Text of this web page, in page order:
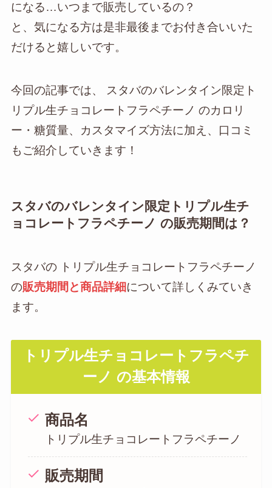
になる…いつまで販売しているの？
と、気になる方は是非最後までお付き合いいた
だけると嬉しいです。
今回の記事では、 スタバのバレンタイン限定ト
リプル生チョコレートフラペチーノ のカロリ
ー・糖質量、カスタマイズ方法に加え、口コミ
もご紹介していきます！
スタバのバレンタイン限定トリプル生チ
ョコレートフラペチーノ の販売期間は？
スタバの トリプル生チョコレートフラペチーノ
の販売期間と商品詳細について詳しくみていき
ます。
トリプル生チョコレートフラペチ
ーノ の基本情報
商品名
トリプル生チョコレートフラペチーノ
販売期間